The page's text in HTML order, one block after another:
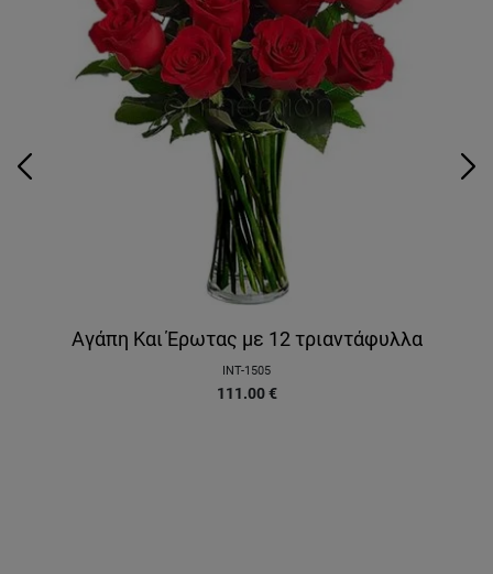
Αγάπη Και Έρωτας με 12 τριαντάφυλλα
INT-1505
111.00 €